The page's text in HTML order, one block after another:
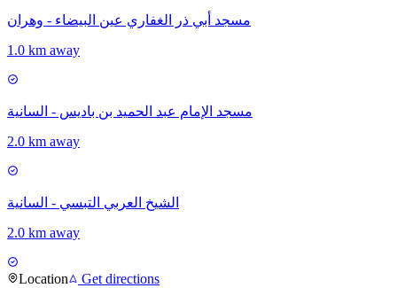
مسجد أبي ذر الغفاري عين البيضاء - وهران
1.0 km away
مسجد الإمام عبد الحميد بن باديس - السانية
2.0 km away
الشيخ العربي التبسي - السانية
2.0 km away
Location Get directions